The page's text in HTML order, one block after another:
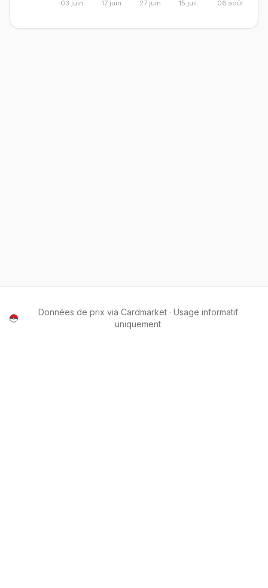
03 juin 17 juin 27 juin 15 juil. 06 août
Données de prix via Cardmarket · Usage informatif
uniquement